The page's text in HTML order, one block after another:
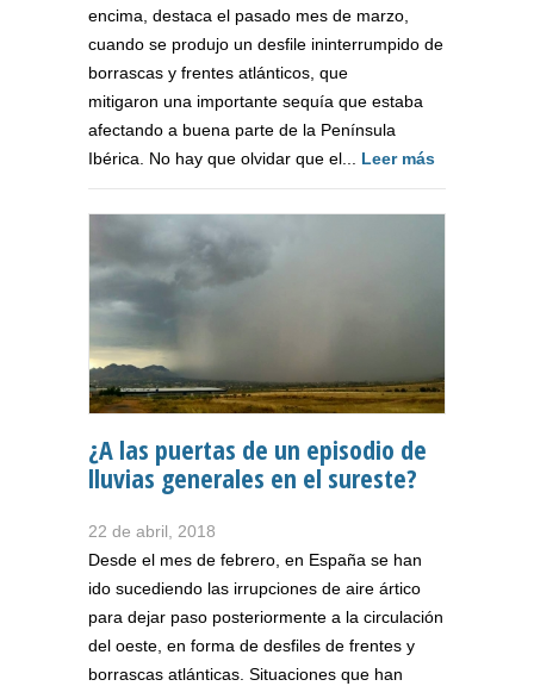
encima, destaca el pasado mes de marzo,
cuando se produjo un desfile ininterrumpido de
borrascas y frentes atlánticos, que
mitigaron una importante sequía que estaba
afectando a buena parte de la Península
Ibérica. No hay que olvidar que el... Leer más
¿A las puertas de un episodio de
lluvias generales en el sureste?
22 de abril, 2018
Desde el mes de febrero, en España se han
ido sucediendo las irrupciones de aire ártico
para dejar paso posteriormente a la circulación
del oeste, en forma de desfiles de frentes y
borrascas atlánticas. Situaciones que han